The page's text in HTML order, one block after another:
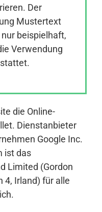
Der
Mustertext
beispielhaft,
Verwendung
die Online-
Dienstanbieter
Google Inc.
ist das
Limited (Gordon
4, Irland) für alle